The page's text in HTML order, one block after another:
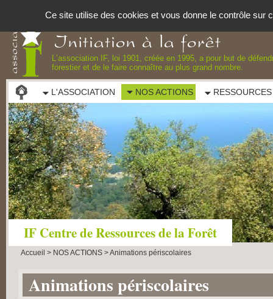
Lʼassociation IF, loi 1901, créée en 1995, a pour but de
forestier et de le faire connaître au plus grand nombre.
L'ASSOCIATION NOS ACTIONS RESSOURCES
IF Centre de Ressources de la Forêt
Accueil > NOS ACTIONS >Animations périscolaires
Animations périscolaires
Ce site utilise des cookies et vous donne le contrôle sur